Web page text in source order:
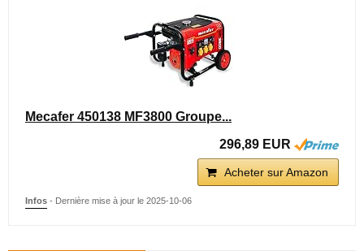
Mecafer 450138 MF3800 Groupe...
296,89 EUR
Acheter sur Amazon
Infos - Dernière mise à jour le 2025-10-06